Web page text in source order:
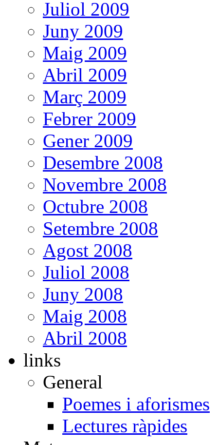
Juliol 2009
Juny 2009
Maig 2009
Abril 2009
Març 2009
Febrer 2009
Gener 2009
Desembre 2008
Novembre 2008
Octubre 2008
Setembre 2008
Agost 2008
Juliol 2008
Juny 2008
Maig 2008
Abril 2008
links
General
Poemes i aforismes
Lectures ràpides